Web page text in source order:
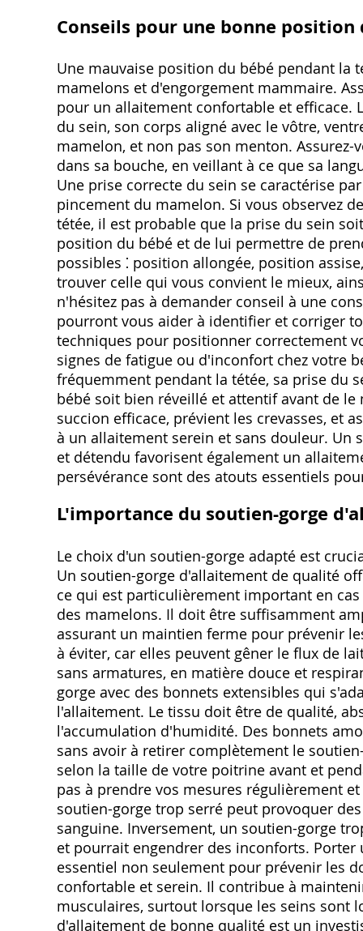
Conseils pour une bonne
Une mauvaise position du bébé pendant la
mamelons et d'engorgement mammaire.
pour un allaitement confortable et efficace.
du sein, son corps aligné avec le vôtre,
mamelon, et non pas son menton.
dans sa bouche, en veillant à ce que sa
Une prise correcte du sein se caractérise
pincement du mamelon. Si vous observez
tétée, il est probable que la prise du sein
position du bébé et de lui permettre de
possibles ⁚ position allongée, position
trouver celle qui vous convient le mieux,
n'hésitez pas à demander conseil à une
pourront vous aider à identifier et corriger
techniques pour positionner correctement
signes de fatigue ou d'inconfort chez votre
fréquemment pendant la tétée, sa prise du
bébé soit bien réveillé et attentif avant de
succion efficace, prévient les crevasses, et
à un allaitement serein et sans douleur.
et détendu favorisent également un
persévérance sont des atouts essentiels
L'importance du soutien-gorge
Le choix d'un soutien-gorge adapté est
Un soutien-gorge d'allaitement de qualité
ce qui est particulièrement important en
des mamelons. Il doit être suffisamment
assurant un maintien ferme pour prévenir
à éviter, car elles peuvent gêner le flux de
sans armatures, en matière douce et
gorge avec des bonnets extensibles qui
l'allaitement. Le tissu doit être de qualité,
l'accumulation d'humidité. Des bonnets
sans avoir à retirer complètement le
selon la taille de votre poitrine avant et
pas à prendre vos mesures régulièrement
soutien-gorge trop serré peut provoquer
sanguine. Inversement, un soutien-gorge
et pourrait engendrer des inconforts.
essentiel non seulement pour prévenir les
confortable et serein. Il contribue à
musculaires, surtout lorsque les seins sont
d'allaitement de bonne qualité est un